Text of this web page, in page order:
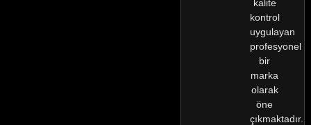
kalite
kontrol
uygulayan
profesyonel
bir
marka
olarak
öne
çıkmaktadır.